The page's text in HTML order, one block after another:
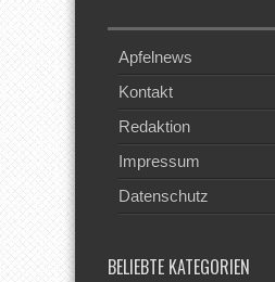
Apfelnews
Kontakt
Redaktion
Impressum
Datenschutz
BELIEBTE KATEGORIEN